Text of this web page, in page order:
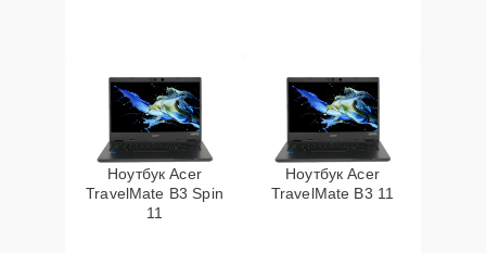
Ноутбук Acer
TravelMate B3 Spin
11
Ноутбук Acer
TravelMate B3 11